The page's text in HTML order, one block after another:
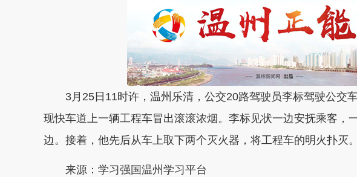
3月25日11时许，温州乐清，公交20路驾驶员李标驾驶公交
现快车道上一辆工程车冒出滚滚浓烟。李标见状一边安抚乘客，
边。接着，他先后从车上取下两个灭火器，将工程车的明火扑灭。
来源：学习强国温州学习平台